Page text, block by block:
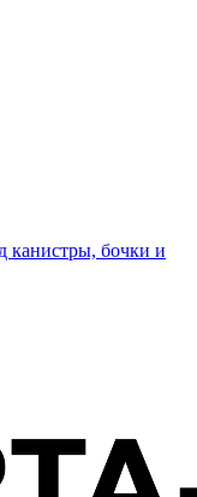
канистры, бочки и